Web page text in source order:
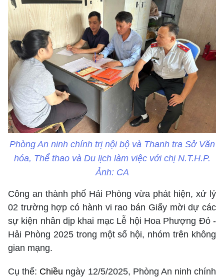
Phòng An ninh chính trị nội bộ và Thanh tra Sở Văn
hóa, Thể thao và Du lịch làm việc với chị N.T.H.P.
Ảnh: CA
Công an thành phố Hải Phòng vừa phát hiện, xử lý
02 trường hợp có hành vi rao bán Giấy mời dự các
sự kiện nhân dịp khai mạc Lễ hội Hoa Phượng Đỏ -
Hải Phòng 2025 trong một số hội, nhóm trên không
gian mạng.
Cụ thể: Chiều ngày 12/5/2025, Phòng An ninh chính